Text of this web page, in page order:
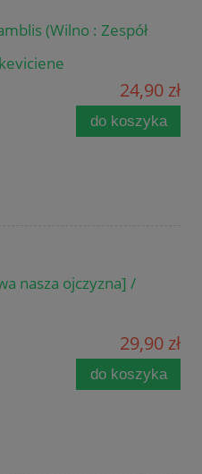
(Wilno : Zespół
24,90 zł
do koszyka
nasza ojczyzna] /
29,90 zł
do koszyka